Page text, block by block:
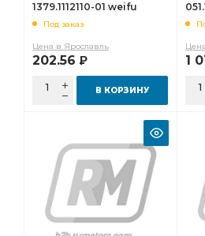
1379.1112110-01 weifu
Под заказ
Цена в Ярославль
202.56 Р
В КОРЗИНУ
1